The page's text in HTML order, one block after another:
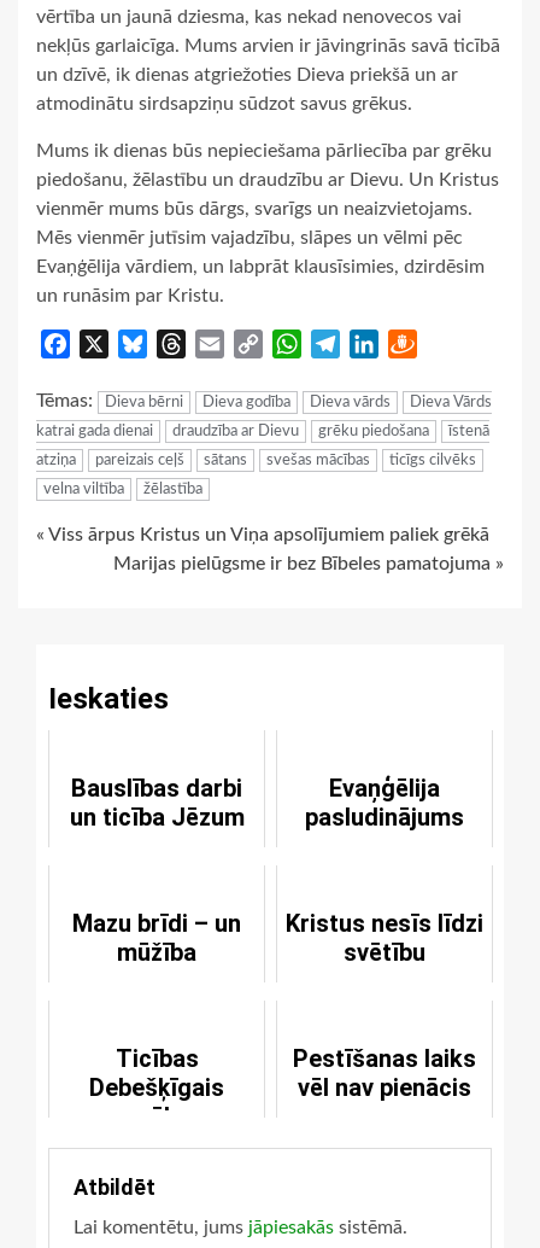
vērtība un jaunā dziesma, kas nekad nenovecos vai
nekļūs garlaicīga. Mums arvien ir jāvingrinās savā ticībā
un dzīvē, ik dienas atgriežoties Dieva priekšā un ar
atmodinātu sirdsapziņu sūdzot savus grēkus.
Mums ik dienas būs nepieciešama pārliecība par grēku
piedošanu, žēlastību un draudzību ar Dievu. Un Kristus
vienmēr mums būs dārgs, svarīgs un neaizvietojams.
Mēs vienmēr jutīsim vajadzību, slāpes un vēlmi pēc
Evaņģēlija vārdiem, un labprāt klausīsimies, dzirdēsim
un runāsim par Kristu.
Facebook BlueskyThreads
Email
Copy
WhatsApp
TelegramLinkedIn
Tēmas: Dieva bērni Dieva godība Dieva vārds
Dieva Vārds
katrai gada dienai
draudzība ar Dievu grēku piedošana
īstenā
atziņa
pareizais ceļš sātans svešas mācības
ticīgs cilvēks
velna viltība
žēlastība
Continue
« Viss ārpus Kristus un Viņa apsolījumiem paliek grēkā
Marijas pielūgsme ir bez Bībeles pamatojuma »
Ieskaties
Bauslības darbi
un ticība Jēzum
Evaņģēlija
pasludinājums
Mazu brīdi – un
mūžība
Kristus nesīs līdzi
svētību
Ticības
Debešķīgais
spēks
Pestīšanas laiks
vēl nav pienācis
Atbildēt
Lai komentētu, jums jāpiesakās sistēmā.